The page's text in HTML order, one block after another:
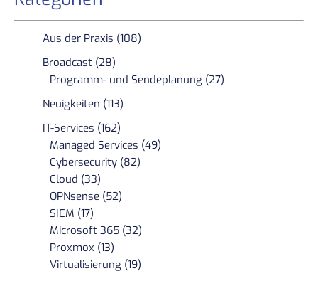
Aus der Praxis (108)
Broadcast (28)
Programm- und Sendeplanung (27)
Neuigkeiten (113)
IT-Services (162)
Managed Services (49)
Cybersecurity (82)
Cloud (33)
OPNsense (52)
SIEM (17)
Microsoft 365 (32)
Proxmox (13)
Virtualisierung (19)